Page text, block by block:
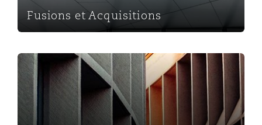
Fusions et Acquisitions
Gouvernance d’entreprise